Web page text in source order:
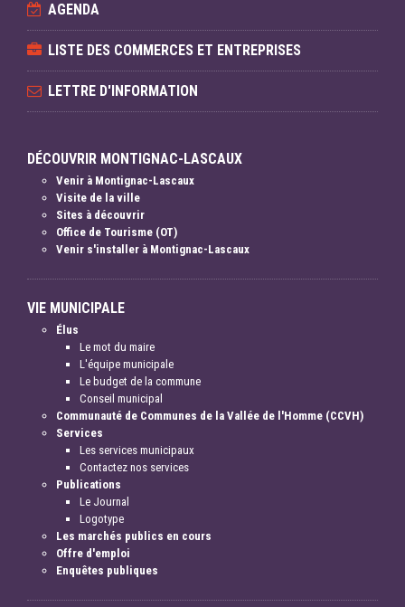
AGENDA
LISTE DES COMMERCES ET ENTREPRISES
LETTRE D'INFORMATION
DÉCOUVRIR MONTIGNAC-LASCAUX
Venir à Montignac-Lascaux
Visite de la ville
Sites à découvrir
Office de Tourisme (OT)
Venir s'installer à Montignac-Lascaux
VIE MUNICIPALE
Élus
Le mot du maire
L'équipe municipale
Le budget de la commune
Conseil municipal
Communauté de Communes de la Vallée de l'Homme (CCVH)
Services
Les services municipaux
Contactez nos services
Publications
Le Journal
Logotype
Les marchés publics en cours
Offre d'emploi
Enquêtes publiques